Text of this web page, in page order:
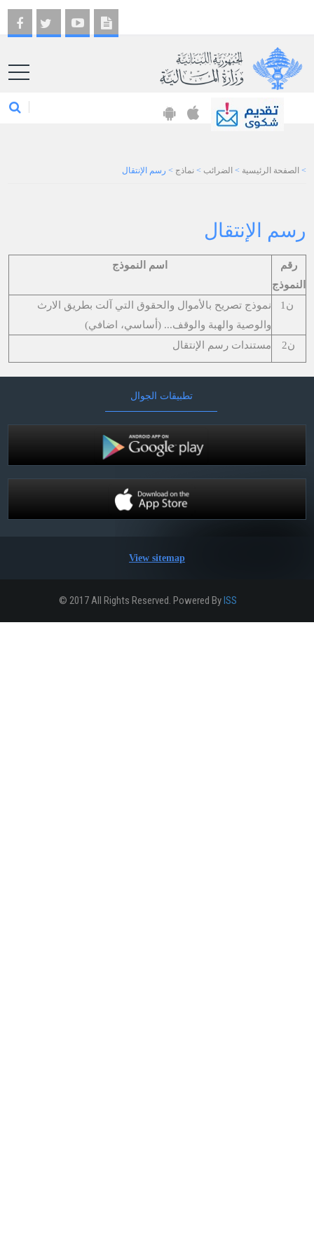
EN
> الصفحة الرئيسية > الضرائب >نماذج > رسم الإنتقال
رسم الإنتقال
رقم
النموذج
اسم النموذج
ن1
نموذج تصريح بالأموال والحقوق التي آلت بطريق الارث
والوصية والهبة والوقف... (أساسي، اضافي)
ن2
مستندات رسم الإنتقال
تطبيقات الجوال
View sitemap
© 2017 All Rights Reserved. Powered ByISS